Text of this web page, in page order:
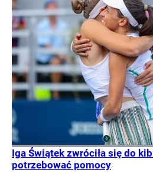
Iga Świątek zwróciła się do
potrzebować pomocy